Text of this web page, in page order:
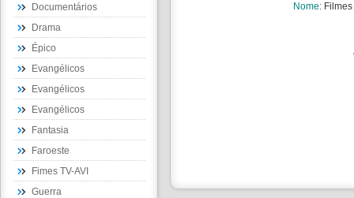
Documentários
Drama
Épico
Evangélicos
Evangélicos
Evangélicos
Fantasia
Faroeste
Fimes TV-AVI
Guerra
Nome: